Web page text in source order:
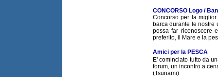
CONCORSO Logo /
Concorso per la
barca durante le nostre
possa far riconoscere
preferito, il Mare e la
Amici per la PESCA
E' cominciato tutto da
forum, un incontro a
(Tsunami)